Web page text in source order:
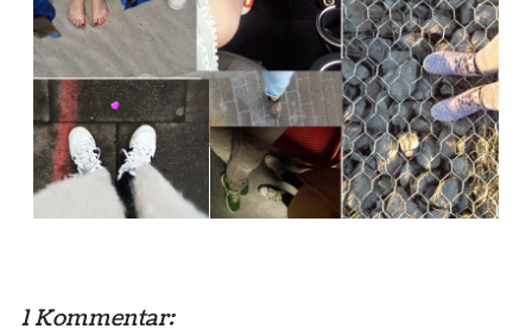
1 Kommentar: